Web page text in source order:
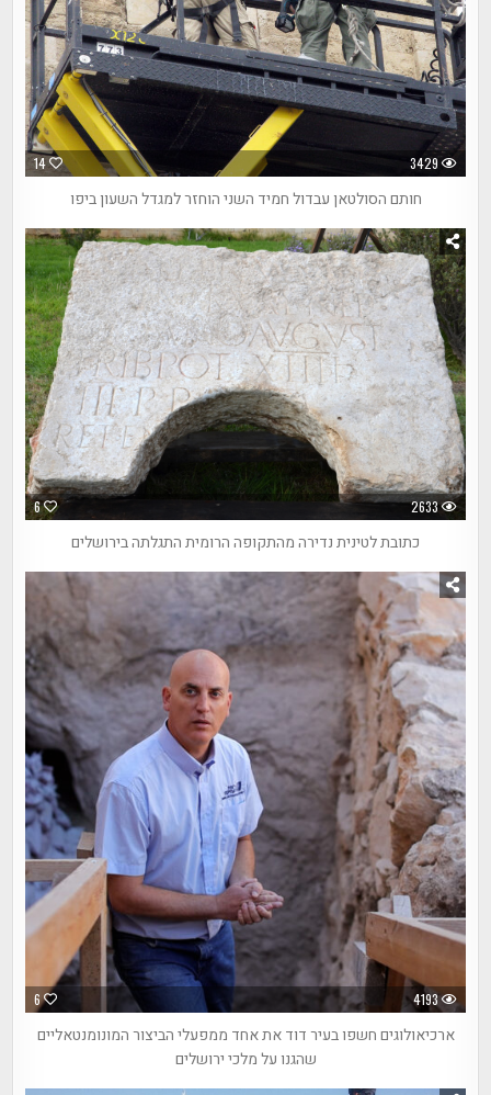
14 3429
חותם הסולטאן עבדול חמיד השני הוחזר למגדל השעון ביפו
6 2633
כתובת לטינית נדירה מהתקופה הרומית התגלתה בירושלים
6 4193
ארכיאולוגים חשפו בעיר דוד את אחד ממפעלי הביצור המונומנטאליים
שהגנו על מלכי ירושלים